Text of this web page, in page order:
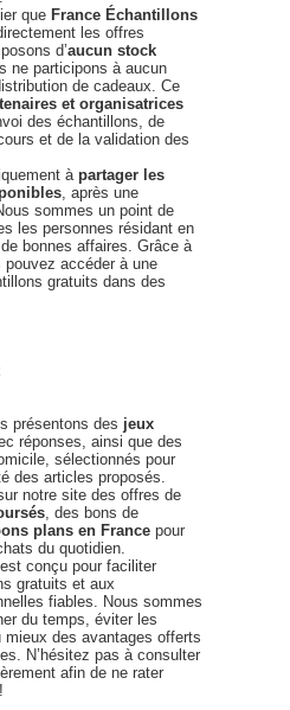
que France Échantillons
les offres
d’aucun stock
ne participons à aucun
de cadeaux. Ce
et organisatrices
des échantillons, de
et de la validation des
à partager les
, après une
sommes un point de
les personnes résidant en
bonnes affaires. Grâce à
accéder à une
gratuits dans des
présentons des jeux
réponses, ainsi que des
sélectionnés pour
des articles proposés.
notre site des offres de
, des bons de
plans en France pour
du quotidien.
conçu pour faciliter
gratuits et aux
fiables. Nous sommes
du temps, éviter les
mieux des avantages offerts
N’hésitez pas à consulter
afin de ne rater